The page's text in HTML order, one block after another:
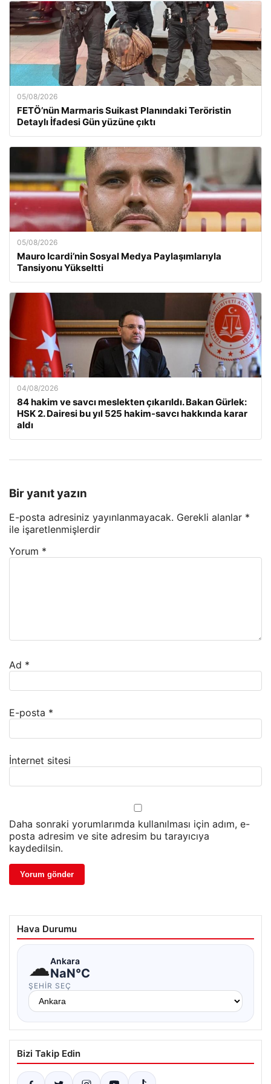
05/08/2026
FETÖ’nün Marmaris Suikast Planındaki Teröristin
Detaylı İfadesi Gün yüzüne çıktı
05/08/2026
Mauro Icardi’nin Sosyal Medya Paylaşımlarıyla
Tansiyonu Yükseltti
04/08/2026
84 hakim ve savcı meslekten çıkarıldı. Bakan Gürlek:
HSK 2. Dairesi bu yıl 525 hakim-savcı hakkında karar
aldı
Bir yanıt yazın
E-posta adresiniz yayınlanmayacak. Gerekli alanlar *
ile işaretlenmişlerdir
Yorum *
Ad *
E-posta *
İnternet sitesi
Daha sonraki yorumlarımda kullanılması için adım, e-
posta adresim ve site adresim bu tarayıcıya
kaydedilsin.
Hava Durumu
☁Ankara
NaN°C
ŞEHIR SEÇ
Bizi Takip Edin